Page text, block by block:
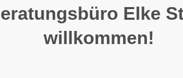
Elke
willkommen!